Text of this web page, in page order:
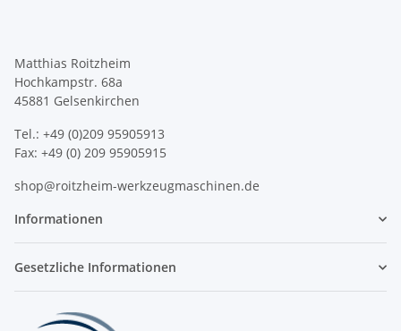
Matthias Roitzheim
Hochkampstr. 68a
45881 Gelsenkirchen
Tel.: +49 (0)209 95905913
Fax: +49 (0) 209 95905915
shop@roitzheim-werkzeugmaschinen.de
Informationen
Gesetzliche Informationen